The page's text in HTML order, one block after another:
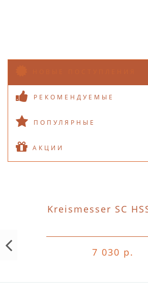
РЕКОМЕНДУЕМЫЕ
ПОПУЛЯРНЫЕ
АКЦИИ
Kreismesser SC
7 030 р.